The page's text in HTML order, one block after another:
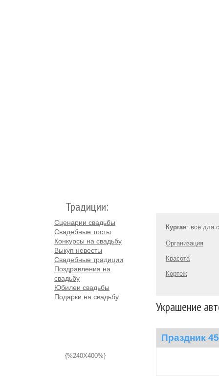
Традиции:
Сценарии свадьбы
Свадебные тосты
Конкурсы на свадьбу
Выкуп невесты
Свадебные традиции
Поздравления на
свадьбу
Юбилеи свадьбы
Подарки на свадьбу
{%240X400%}
Курган: всё для
Организация
Красота
Кортеж
Украшение
Праздник 45